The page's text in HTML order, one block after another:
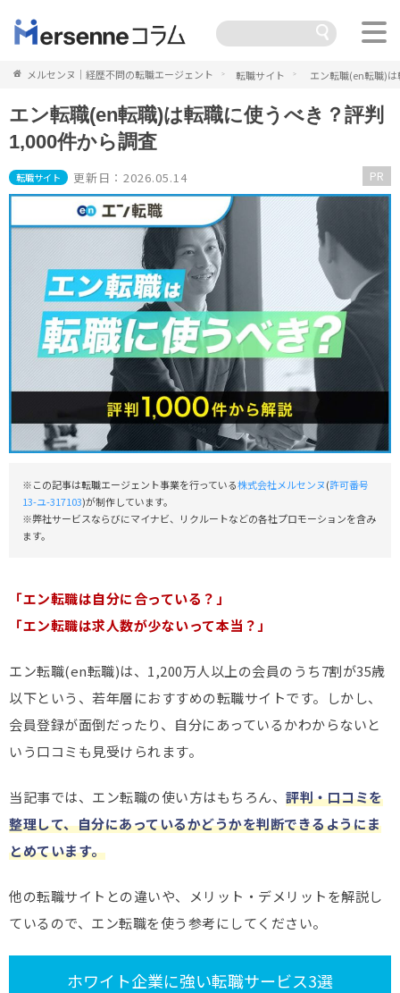
メルセンヌ｜経歴不問の転職エージェント 転職サイト エン転職(en転職)
エン転職(en転職)は転職に使うべき？評判
1,000件から調査
転職サイト 更新日：2026.05.14 PR
※この記事は転職エージェント事業を行っている株式会社メルセンヌ(許可番号
13-ユ-317103)が制作しています。
※弊社サービスならびにマイナビ、リクルートなどの各社プロモーションを含み
ます。
「エン転職は自分に合っている？」
「エン転職は求人数が少ないって本当？」
エン転職(en転職)は、1,200万人以上の会員のうち7割が35歳
以下という、若年層におすすめの転職サイトです。しかし、
会員登録が面倒だったり、自分にあっているかわからないと
いう口コミも見受けられます。
当記事では、エン転職の使い方はもちろん、 評判・口コミを
整理して、自分にあっているかどうかを判断できるようにま
とめています。
他の転職サイトとの違いや、メリット・デメリットを解説し
ているので、エン転職を使う参考にしてください。
ホワイト企業に強い転職サービス3選